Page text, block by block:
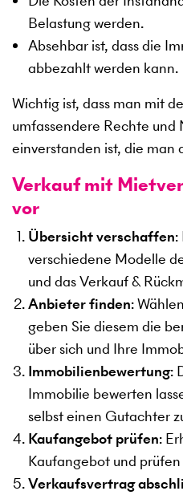
Belastung werden.
Absehbar ist, dass die
abbezahlt werden kann.
Wichtig ist, dass man mit
umfassendere Rechte
einverstanden ist, die man
Verkauf mit
vor
Übersicht verschaffen:
verschiedene Modelle
und das Verkauf &
Anbieter finden:
geben Sie diesem die
über sich und Ihre
Immobilienbewertung:
Immobilie bewerten
selbst einen Gutachter
Kaufangebot prüfen:
Kaufangebot und
Verkaufsvertrag